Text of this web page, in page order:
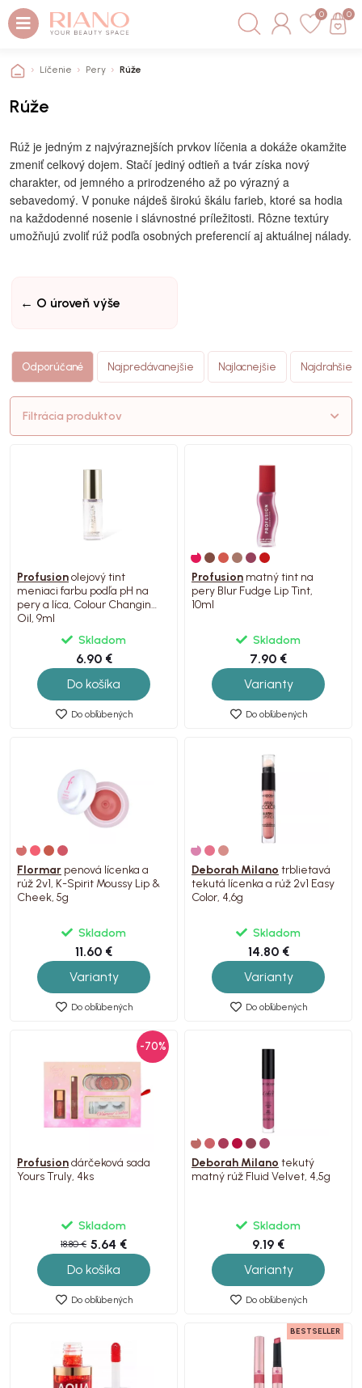
0 0
Líčenie Pery Rúže
Rúže
Rúž je jedným z najvýraznejších prvkov líčenia a dokáže okamžite
zmeniť celkový dojem. Stačí jediný odtieň a tvár získa nový
charakter, od jemného a prirodzeného až po výrazný a
sebavedomý. V ponuke nájdeš širokú škálu farieb, ktoré sa hodia
na každodenné nosenie i slávnostné príležitosti. Rôzne textúry
umožňujú zvoliť rúž podľa osobných preferencií aj aktuálnej nálady.
← O úroveň výše
Odporúčané Najpredávanejšie Najlacnejšie Najdrahšie
Filtrácia produktov
Profusionolejový tint
meniaci farbu podľa pH na
pery a líca, Colour Changing
Oil, 9ml
Skladom
6.90 €
Do košíka
Do obľúbených
Profusion matný tint na
pery Blur Fudge Lip Tint,
10ml
Skladom
7.90 €
Varianty
Do obľúbených
Flormar penová lícenka a
rúž 2v1, K-Spirit Moussy Lip &
Cheek, 5g
Skladom
11.60 €
Varianty
Do obľúbených
Deborah Milano trblietavá
tekutá lícenka a rúž 2v1 Easy
Color, 4,6g
Skladom
14.80 €
Varianty
Do obľúbených
-70%
Profusiondárčeková sada
Yours Truly, 4ks
Skladom
18.80 € 5.64 €
Do košíka
Do obľúbených
Deborah Milano tekutý
matný rúž Fluid Velvet, 4,5g
Skladom
9.19 €
Varianty
Do obľúbených
BESTSELLER